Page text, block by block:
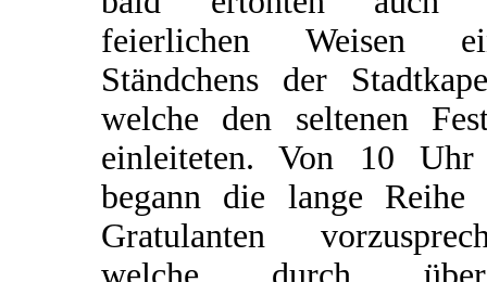
feierlichen Weisen
Ständchens der
welche den seltenen
einleiteten. Von 10
begann die lange Reihe
Gratulanten